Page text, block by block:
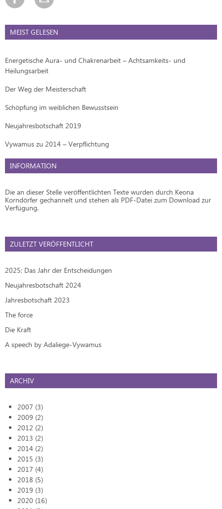
MEIST GELESEN
Energetische Aura- und Chakrenarbeit – Achtsamkeits- und
Heilungsarbeit
Der Weg der Meisterschaft
Schöpfung im weiblichen Bewusstsein
Neujahresbotschaft 2019
Vywamus zu 2014 – Verpflichtung
INFORMATION
Die an dieser Stelle veröffentlichten Texte wurden durch Keona
Korndörfer gechannelt und stehen als PDF-Datei zum Download zur
Verfügung.
ZULETZT VERÖFFENTLICHT
2025: Das Jahr der Entscheidungen
Neujahresbotschaft 2024
Jahresbotschaft 2023
The force
Die Kraft
A speech by Adaliege-Vywamus
ARCHIV
2007 (3)
2009 (2)
2012 (2)
2013 (2)
2014 (2)
2015 (3)
2017 (4)
2018 (5)
2019 (3)
2020 (16)